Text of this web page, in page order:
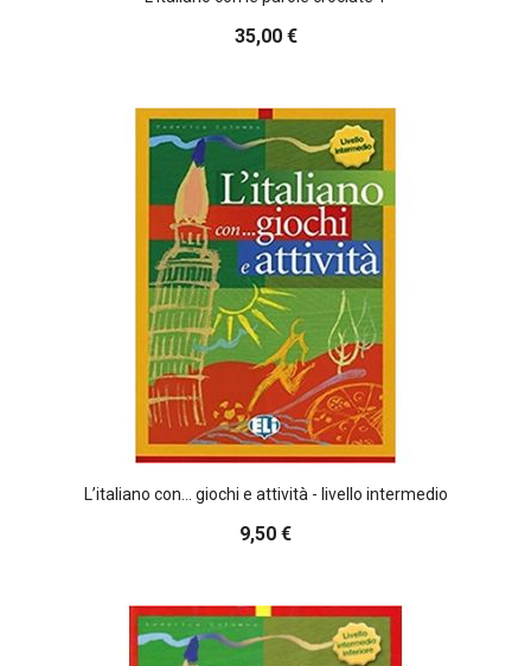
35,00 €
L’italiano con... giochi e attività - livello intermedio
9,50 €